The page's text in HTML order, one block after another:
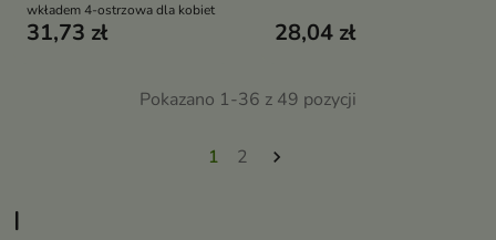
I
wkładem 4-ostrzowa dla kobiet
31,73 zł
rozczesywanie dla włosów
suchych i zniszczonych
28,04 zł
Pokazano 1-36 z 49 pozycji
1 2 